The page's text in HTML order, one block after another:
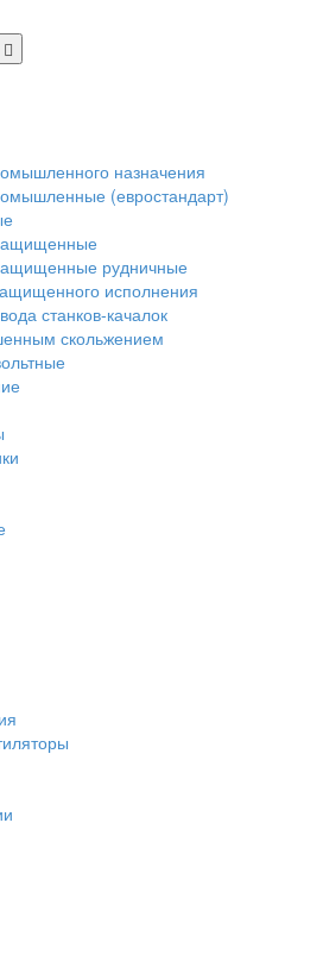
назначения
(евростандарт)
рудничные
исполнения
станков-качалок
скольжением